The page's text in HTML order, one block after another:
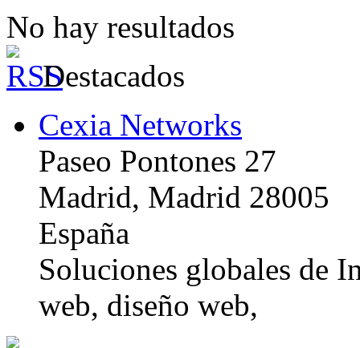
No hay resultados
Destacados
Cexia Networks
Paseo Pontones 27
Madrid, Madrid 28005
España
Soluciones globales de
web, diseño web,